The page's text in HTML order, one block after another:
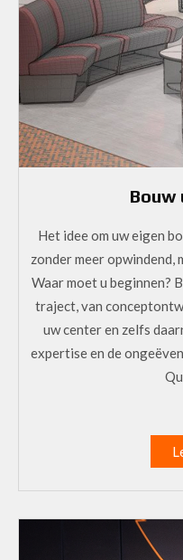
Bouw
Het idee om uw eigen
zonder meer opwindend,
Waar moet u beginnen?
traject, van
uw center en zelfs
expertise en de